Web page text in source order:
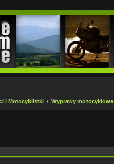
i Motocyklistki Wyprawy motocyklowe